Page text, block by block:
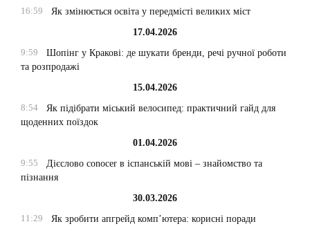
16:59
Як змінюється освіта у передмісті великих міст
17.04.2026
9:59
Шопінг у Кракові: де шукати бренди, речі ручної роботи
та розпродажі
15.04.2026
8:54
Як підібрати міський велосипед: практичний гайд для
щоденних поїздок
01.04.2026
9:55
Дієслово conocer в іспанській мові – знайомство та
пізнання
30.03.2026
11:29
Як зробити апгрейд комп’ютера: корисні поради